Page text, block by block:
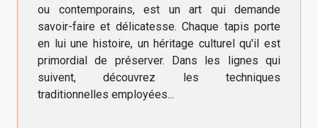
ou contemporains, est un art qui demande
savoir-faire et délicatesse. Chaque tapis porte
en lui une histoire, un héritage culturel qu'il est
primordial de préserver. Dans les lignes qui
suivent, découvrez les techniques
traditionnelles employées...